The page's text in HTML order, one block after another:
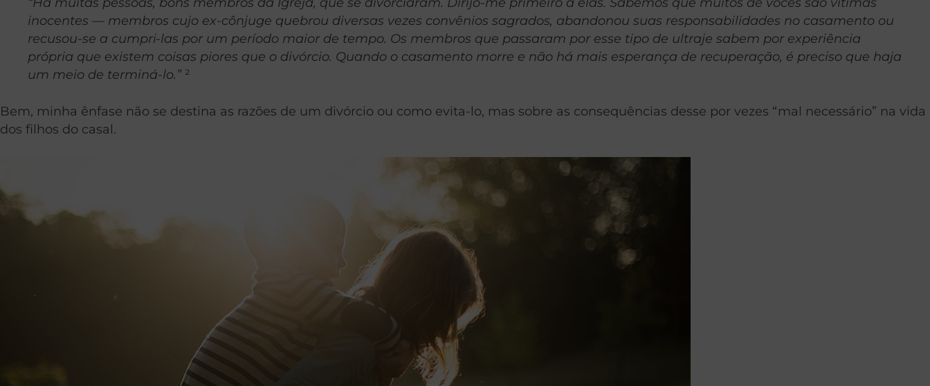
inocentes — membros cujo ex-cônjuge quebrou diversas vezes convênios sagrados, abandonou suas responsabilidades no casamento ou
recusou-se a cumpri-las por um período maior de tempo. Os membros que passaram por esse tipo de ultraje sabem por experiência
própria que existem coisas piores que o divórcio. Quando o casamento morre e não há mais esperança de recuperação, é preciso que haja
um meio de terminá-lo.”²
Bem, minha ênfase não se destina as razões de um divórcio ou como evita-lo, mas sobre as consequências desse por vezes “mal necessário” na vida
dos filhos do casal.